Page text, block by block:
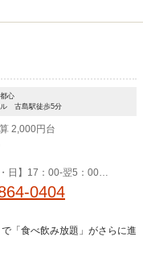
心
ル 古島駅徒歩5分
2,000円台
・日】17：00-翌5：00
翌6：000404
「食べ飲み放題」がさらに進